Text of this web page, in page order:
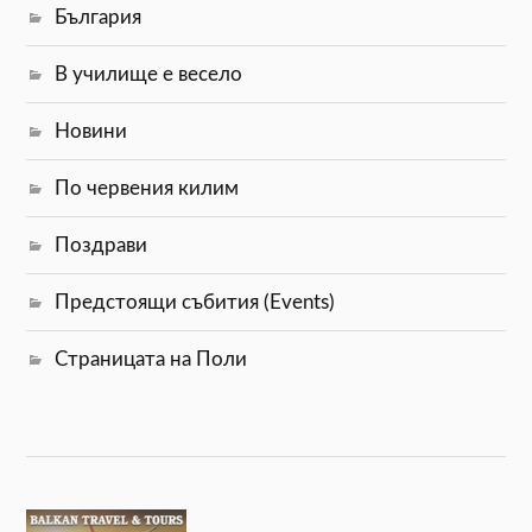
България
В училище е весело
Новини
По червения килим
Поздрави
Предстоящи събития (Events)
Страницата на Поли